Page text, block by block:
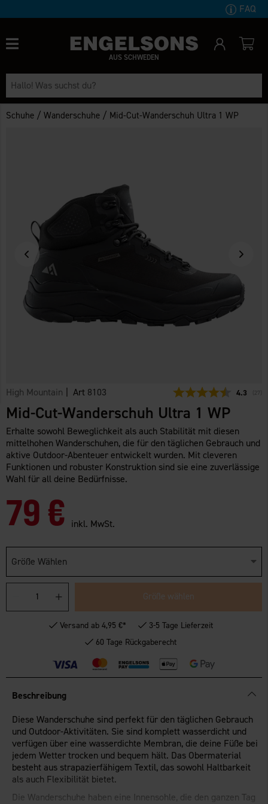
FAQ
AUS SCHWEDEN
Schuhe /Wanderschuhe / Mid-Cut-Wanderschuh Ultra 1 WP
High Mountain | Art 8103 4.3 27
Mid-Cut-Wanderschuh Ultra 1 WP
Erhalte sowohl Beweglichkeit als auch Stabilität mit diesen
mittelhohen Wanderschuhen, die für den täglichen Gebrauch und
aktive Outdoor-Abenteuer entwickelt wurden. Mit cleveren
Funktionen und robuster Konstruktion sind sie eine zuverlässige
Wahl für all deine Bedürfnisse.
79 € inkl. MwSt.
Größe Wählen
Größe wählen
Versand ab 4,95 €*
3-5 Tage Lieferzeit
60 Tage Rückgaberecht
Beschreibung
Diese Wanderschuhe sind perfekt für den täglichen Gebrauch
und Outdoor-Aktivitäten. Sie sind komplett wasserdicht und
verfügen über eine wasserdichte Membran, die deine Füße bei
jedem Wetter trocken und bequem hält. Das Obermaterial
besteht aus strapazierfähigem Textil, das sowohl Haltbarkeit
als auch Flexibilität bietet.
Die Wanderschuhe haben eine Innensohle, die den ganzen Tag